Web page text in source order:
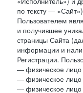
по тексту —
Пользователем
и получившее
страницы Сайта
информации и
Регистрации.
— физическое лицо
— физическое
— физическое лицо